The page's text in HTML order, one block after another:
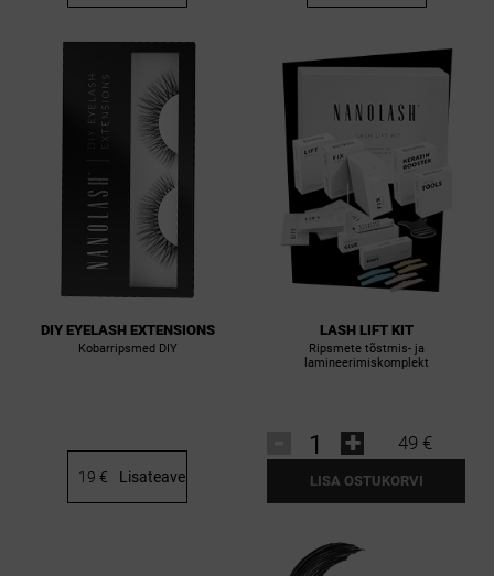
DIY EYELASH EXTENSIONS
Kobarripsmed DIY
19 € Lisateave
LASH LIFT KIT
Ripsmete tõstmis- ja
lamineerimiskomplekt
49 €
+
LISA OSTUKORVI